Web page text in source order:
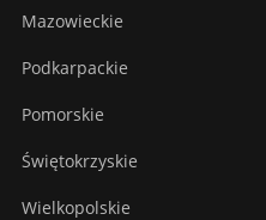
Mazowieckie
Podkarpackie
Pomorskie
Świętokrzyskie
Wielkopolskie